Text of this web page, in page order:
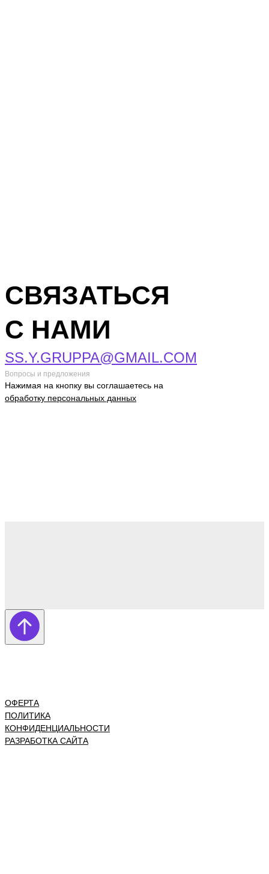
СВЯЗАТЬСЯ
С НАМИ
SS.Y.GRUPPA@GMAIL.COM
Вопросы и предложения
Нажимая на кнопку вы соглашаетесь на
обработку персональных данных
ОФЕРТА
ПОЛИТИКА
КОНФИДЕНЦИАЛЬНОСТИ
РАЗРАБОТКА САЙТА